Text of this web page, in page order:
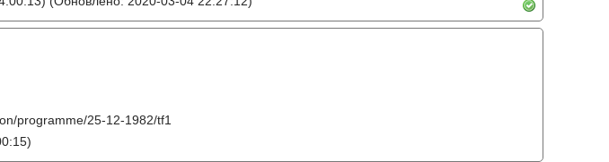
programme/25-12-1982/tf1